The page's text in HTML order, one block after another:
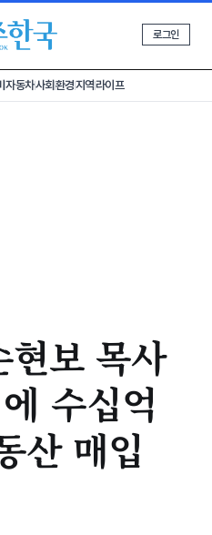
로그인
자동차사회환경지역라이프
보 목사
수십억
산 매입